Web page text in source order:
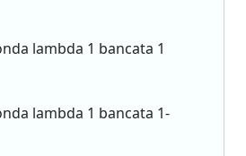
lambda 1 bancata 1
lambda 1 bancata 1-